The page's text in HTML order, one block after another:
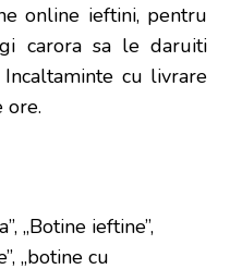
online ieftini, pentru
carora sa le daruiti
cu livrare
ore.
„Botine ieftine”,
„botine cu